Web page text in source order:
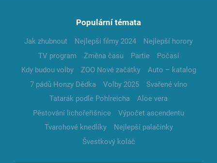
Populární témata
Jak zhubnout Nejlepší filmy 2024
Nejlepší horory
TV program
Změna času Partie
Počasí
Kdy budou volby
ZOO Nové začátky
Auto – katalog
7 pádů Honzy Dědka
Volby 2025
Svařené víno
Tatarák podle Pohlreicha
Aloe vera
Pěstování lichořeřišnice
Výpočet ascendentu
Tvarohové knedlíky
Nejlepší palačinky
Švestkový koláč